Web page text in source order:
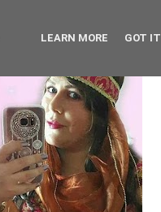
LEARN MORE GOT IT